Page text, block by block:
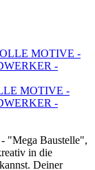
MOTIVE -
-
"Mega Baustelle",
in die
Deiner